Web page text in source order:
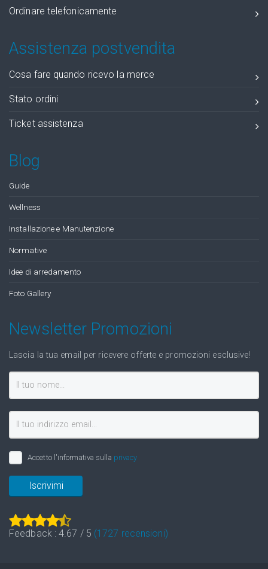
Ordinare telefonicamente
Assistenza postvendita
Cosa fare quando ricevo la merce
Stato ordini
Ticket assistenza
Blog
Guide
Wellness
Installazione e Manutenzione
Normative
Idee di arredamento
Foto Gallery
Newsletter Promozioni
Lascia la tua email per ricevere offerte e promozioni esclusive!
Accetto l'informativa sulla privacy
Iscrivimi
Feedback :4.67 / 5 (1727 recensioni)